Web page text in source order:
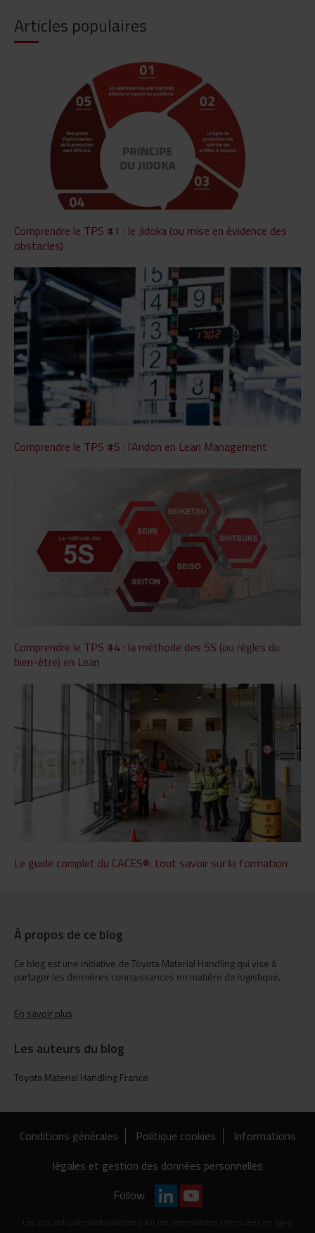
Articles populaires
Comprendre le TPS #1 : le Jidoka (ou mise en évidence des
obstacles)
Comprendre le TPS #5 : l'Andon en Lean Management
Comprendre le TPS #4 : la méthode des 5S (ou règles du
bien-être) en Lean
Le guide complet du CACES®: tout savoir sur la formation
À propos de ce blog
Ce blog est une initiative de Toyota Material Handling qui vise à
partager les dernières connaissances en matière de logistique.
En savoir plus
Les auteurs du blog
Toyota Material Handling France
Conditions générales Politique cookies
Informations
légales et gestion des données personnelles
Follow
Les prix indiqués sont valables pour les commandes effectuées en ligne